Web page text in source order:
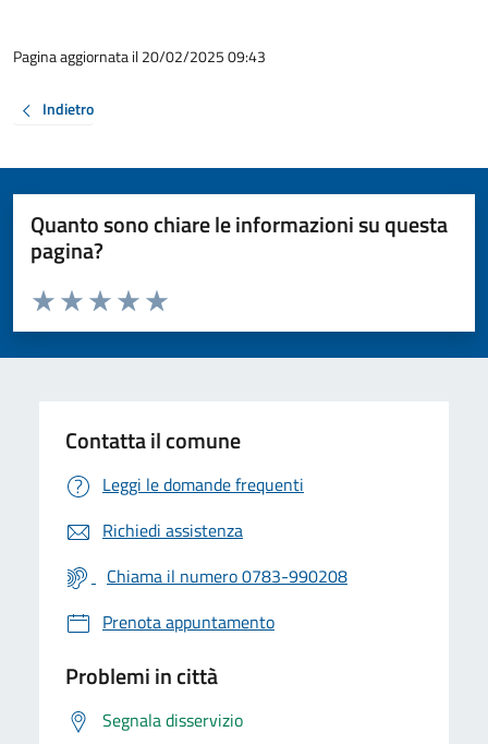
Pagina aggiornata il 20/02/2025 09:43
Indietro
Quanto sono chiare le informazioni su questa
pagina?
Valuta da 1 a 5 stelle la pagina
Valuta 5 stelle su 5
Valuta 4 stelle su 5
Valuta 3 stelle su 5
Valuta 2 stelle su 5
Valuta 1 stelle su 5
Contatta il comune
Leggi le domande frequenti
Richiedi assistenza
Chiama il numero 0783-990208
Prenota appuntamento
Problemi in città
Segnala disservizio